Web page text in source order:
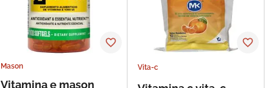
Mason
Vitamina e mason
Vita-c